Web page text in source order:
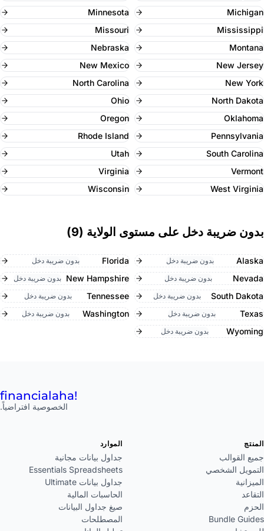
Michigan
Minnesota
Mississippi
Missouri
Montana
Nebraska
New Jersey
New Mexico
New York
North Carolina
North Dakota
Ohio
Oklahoma
Oregon
Pennsylvania
Rhode Island
South Carolina
Utah
Vermont
Virginia
West Virginia
Wisconsin
بدون ضريبة دخل على مستوى الولاية (9)
Alaska بدون ضريبة دخل Florida بدون ضريبة دخل
Nevada بدون ضريبة دخل New Hampshire بدون ضريبة دخل
South Dakota بدون ضريبة دخل Tennessee بدون ضريبة دخل
Texas بدون ضريبة دخل Washington بدون ضريبة دخل
Wyoming بدون ضريبة دخل
financialaha!
الخصوصية افتراضياً.
المنتج
جميع القوالب
التمويل الشخصي
الميزانية
التقاعد
الحزم
Bundle Guides
الموارد
جداول بيانات مجانية
Essentials Spreadsheets
جداول بيانات Ultimate
الحاسبات المالية
صيغ جداول البيانات
المصطلحات